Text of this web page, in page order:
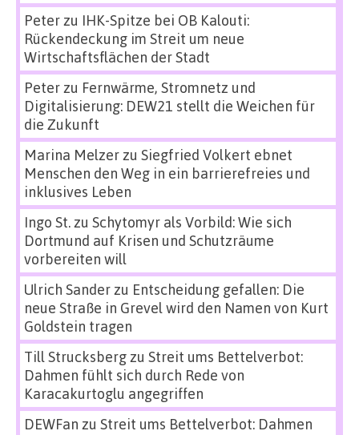
Peterzu IHK-Spitze bei OB Kalouti:
Rückendeckung im Streit um neue
Wirtschaftsflächen der Stadt
Peterzu Fernwärme, Stromnetz und
Digitalisierung: DEW21 stellt die Weichen für
die Zukunft
Marina Melzerzu Siegfried Volkert ebnet
Menschen den Weg in ein barrierefreies und
inklusives Leben
Ingo St.zu Schytomyr als Vorbild: Wie sich
Dortmund auf Krisen und Schutzräume
vorbereiten will
Ulrich Sanderzu Entscheidung gefallen: Die
neue Straße in Grevel wird den Namen von Kurt
Goldstein tragen
Till Strucksbergzu Streit ums Bettelverbot:
Dahmen fühlt sich durch Rede von
Karacakurtoglu angegriffen
DEWFan zu Streit ums Bettelverbot: Dahmen